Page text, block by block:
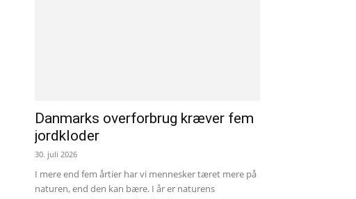
Danmarks overforbrug kræver fem
jordkloder
30. juli 2026
I mere end fem årtier har vi mennesker tæret mere på
naturen, end den kan bære. I år er naturens